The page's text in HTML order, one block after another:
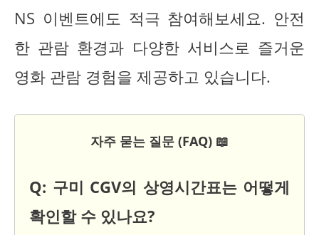
NS 이벤트에도 적극 참여해보세요. 안전
한 관람 환경과 다양한 서비스로 즐거운
영화 관람 경험을 제공하고 있습니다.
자주 묻는 질문 (FAQ) 📖
Q: 구미 CGV의 상영시간표는 어떻게
확인할 수 있나요?